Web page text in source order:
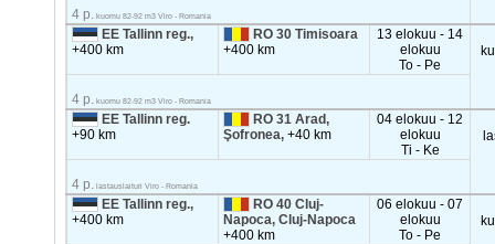
4 p. kuomu 82-92 m3 Viro - Romania
EE Tallinn reg.,
+400 km
RO 30 Timisoara
+400 km
13 elokuu - 14
elokuu
To - Pe
4 p. kuomu 82-92 m3 Viro - Romania
EE Tallinn reg.
+90 km
RO 31 Arad,
Şofronea,+40 km
04 elokuu - 12
elokuu
Ti - Ke
4 p. lastauslaituri Viro - Romania
EE Tallinn reg.,
+400 km
RO 40 Cluj-
Napoca, Cluj-Napoca
+400 km
06 elokuu - 07
elokuu
To - Pe